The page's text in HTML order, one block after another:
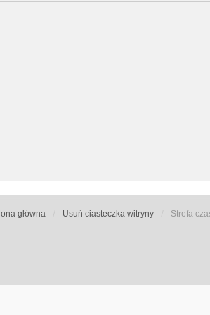
główna Usuń ciasteczka witryny Strefa